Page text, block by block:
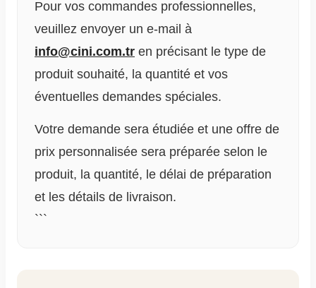
Pour vos commandes professionnelles,
veuillez envoyer un e-mail à
info@cini.com.tr en précisant le type de
produit souhaité, la quantité et vos
éventuelles demandes spéciales.
Votre demande sera étudiée et une offre de
prix personnalisée sera préparée selon le
produit, la quantité, le délai de préparation
et les détails de livraison.
```